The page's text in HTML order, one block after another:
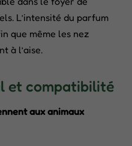
L’intensité du parfum
que même les nez
à l’aise.
et compatibilité
aux animaux